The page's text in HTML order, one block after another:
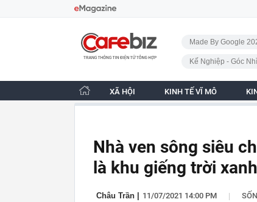
CafeBiz - Trang chủ
Made By Google
Kế Nghiệp - Góc
XÃ HỘI KINH TẾ VĨ MÔ
Nhà ven sông siêu
là khu giếng trời
Châu Trần 11/07/2021 14:00 PM |